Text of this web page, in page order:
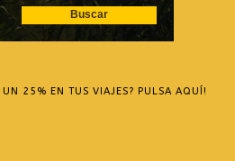
UN 25% EN TUS VIAJES? PULSA AQUÍ!